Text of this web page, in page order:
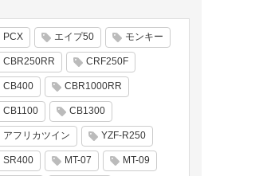
PCX エイプ50 モンキー
CBR250RR CRF250F
CB400 CBR1000RR
CB1100 CB1300
アフリカツイン YZF-R250
SR400 MT-07 MT-09